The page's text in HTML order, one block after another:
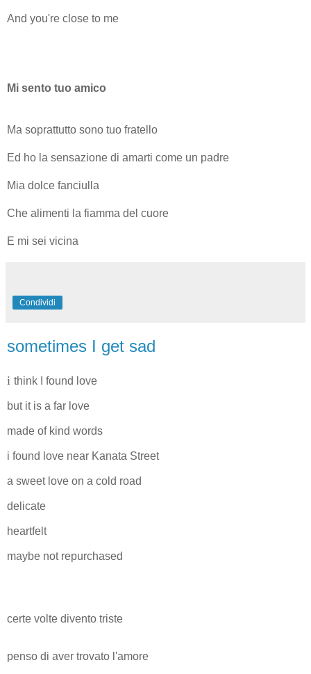
And you're close to me
Mi sento tuo amico
Ma soprattutto sono tuo fratello
Ed ho la sensazione di amarti come un padre
Mia dolce fanciulla
Che alimenti la fiamma del cuore
E mi sei vicina
Condividi
sometimes I get sad
i think I found love
but it is a far love
made of kind words
i found love near Kanata Street
a sweet love on a cold road
delicate
heartfelt
maybe not repurchased
certe volte divento triste
penso di aver trovato l'amore